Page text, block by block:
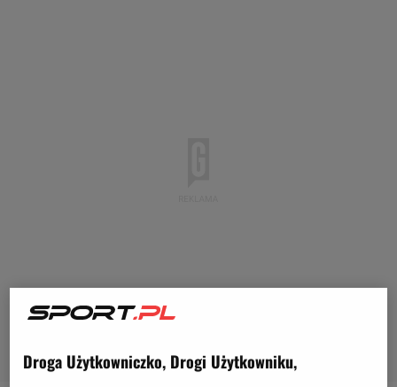
Droga Użytkowniczko, Drogi Użytkowniku,